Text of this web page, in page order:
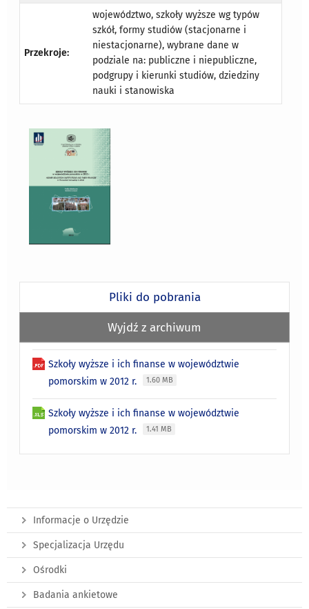
Przekroje:
województwo, szkoły wyższe wg typów
szkół, formy studiów (stacjonarne i
niestacjonarne), wybrane dane w
podziale na: publiczne i niepubliczne,
podgrupy i kierunki studiów, dziedziny
nauki i stanowiska
Pliki do pobrania
Wyjdź z archiwum
Szkoły wyższe i ich finanse w województwie
pomorskim w 2012 r.
1.60 MB
Szkoły wyższe i ich finanse w województwie
pomorskim w 2012 r.
1.41 MB
Informacje o Urzędzie
Specjalizacja Urzędu
Ośrodki
Badania ankietowe